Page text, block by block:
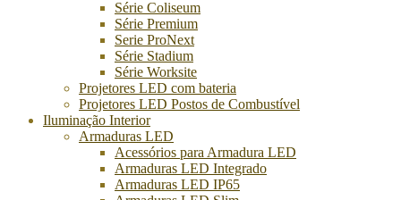
Série Coliseum
Série Premium
Serie ProNext
Série Stadium
Série Worksite
Projetores LED com bateria
Projetores LED Postos de Combustível
Iluminação Interior
Armaduras LED
Acessórios para Armadura LED
Armaduras LED Integrado
Armaduras LED IP65